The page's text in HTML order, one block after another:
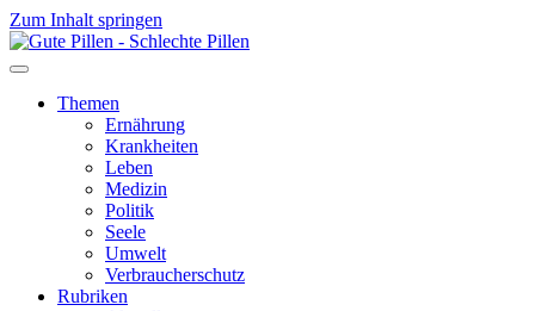
Zum Inhalt springen
Themen
Ernährung
Krankheiten
Leben
Medizin
Politik
Seele
Umwelt
Verbraucherschutz
Rubriken